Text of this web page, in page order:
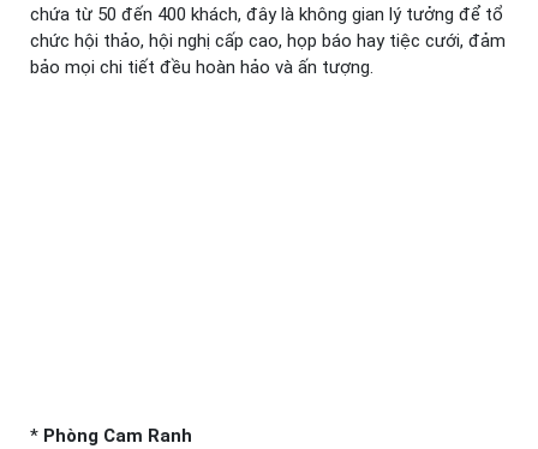
chứa từ 50 đến 400 khách, đây là không gian lý tưởng để tổ
chức hội thảo, hội nghị cấp cao, họp báo hay tiệc cưới, đảm
bảo mọi chi tiết đều hoàn hảo và ấn tượng.
* Phòng Cam Ranh